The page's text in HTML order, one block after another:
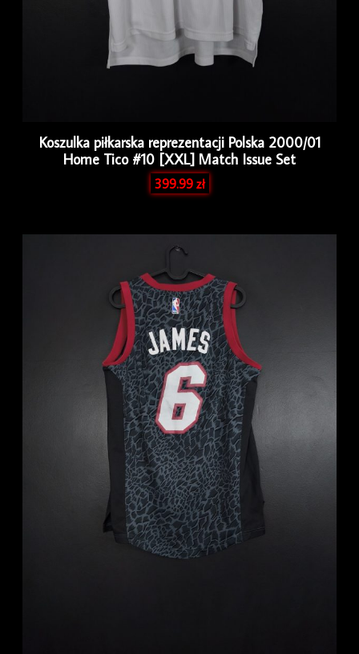
Koszulka piłkarska reprezentacji Polska 2000/01
Home Tico #10 [XXL] Match Issue Set
399.99zł